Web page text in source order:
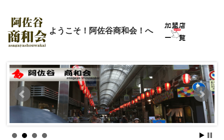
ようこそ！阿佐谷商和会！へ